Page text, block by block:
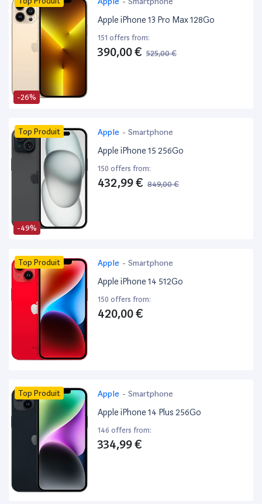
-26%
Apple iPhone 13 Pro Max 128Go
151 offers from:
390,00 € 525,00 €
-49%
Top Produit Apple - Smartphone
Apple iPhone 15 256Go
150 offers from:
432,99 € 849,00 €
Top Produit Apple - Smartphone
Apple iPhone 14 512Go
150 offers from:
420,00 €
Top Produit Apple - Smartphone
Apple iPhone 14 Plus 256Go
146 offers from:
334,99 €